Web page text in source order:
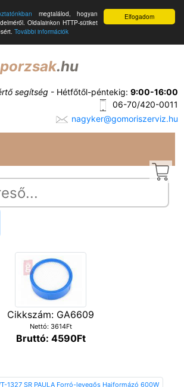
Elfogadom
megtalálod, hogyan
Oldalainkon HTTP-sütiket
További információk
.hu
segítség - Hétfőtől-péntekig: 9:00-16:00
06-70/420-0011
nagyker@gomoriszerviz.hu
Cikkszám: GA6609
Nettó: 3614Ft
Bruttó: 4590Ft